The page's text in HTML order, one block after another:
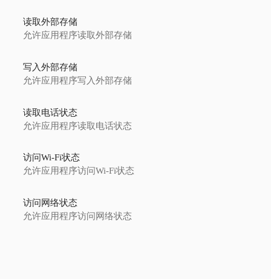
读取外部存储
允许应用程序读取外部存储
写入外部存储
允许应用程序写入外部存储
读取电话状态
允许应用程序读取电话状态
访问Wi-Fi状态
允许应用程序访问Wi-Fi状态
访问网络状态
允许应用程序访问网络状态